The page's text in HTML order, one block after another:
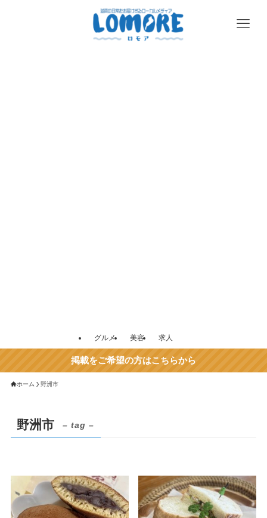
グルメ 美容 求人
掲載をご希望の方はこちらから
ホーム 野洲市
野洲市 – tag –